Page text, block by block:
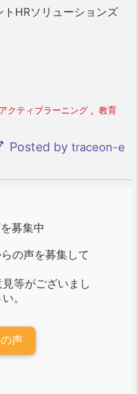
HRソリューションズ
アクティブラーニング , 教育
Posted by traceon-e
募集中
の声を募集して
等がございまし
。
声